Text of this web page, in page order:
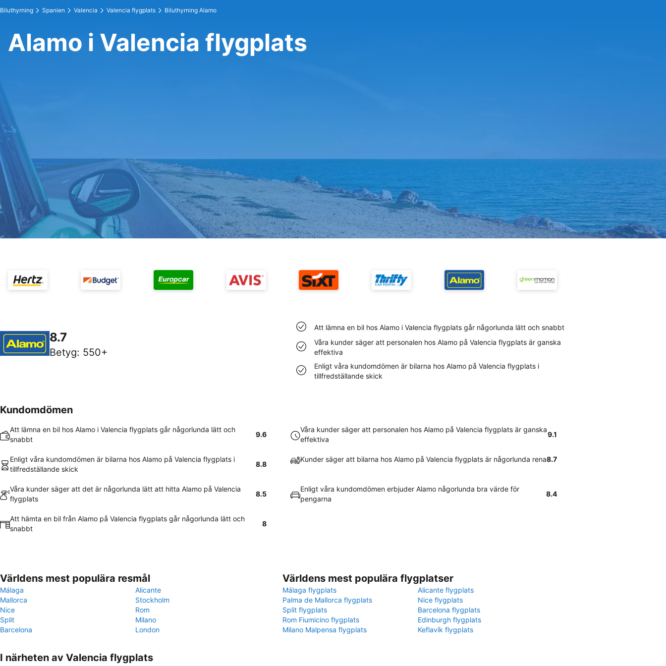
Biluthyrning Spanien Valencia Valencia flygplats Biluthyrning Alamo
Alamo i Valencia flygplats
8.7
Betyg: 550+
Att lämna en bil hos Alamo i Valencia flygplats går någorlunda lätt och snabbt
Våra kunder säger att personalen hos Alamo på Valencia flygplats är ganska
effektiva
Enligt våra kundomdömen är bilarna hos Alamo på Valencia flygplats i
tillfredställande skick
Kundomdömen
Att lämna en bil hos Alamo i Valencia flygplats går någorlunda lätt och
snabbt
9.6
Våra kunder säger att personalen hos Alamo på Valencia flygplats är ganska
effektiva
9.1
Enligt våra kundomdömen är bilarna hos Alamo på Valencia flygplats i
tillfredställande skick
8.8
Kunder säger att bilarna hos Alamo på Valencia flygplats är någorlunda rena8.7
Våra kunder säger att det är någorlunda lätt att hitta Alamo på Valencia
flygplats
8.5
Enligt våra kundomdömen erbjuder Alamo någorlunda bra värde för
pengarna
8.4
Att hämta en bil från Alamo på Valencia flygplats går någorlunda lätt och
snabbt
8
Världens mest populära resmål
Málaga
Alicante
Mallorca
Stockholm
Nice
Rom
Split
Milano
Barcelona
London
Världens mest populära flygplatser
Málaga flygplats
Alicante flygplats
Palma de Mallorca flygplats
Nice flygplats
Split flygplats
Barcelona flygplats
Rom Fiumicino flygplats
Edinburgh flygplats
Milano Malpensa flygplats
Keflavík flygplats
I närheten av Valencia flygplats